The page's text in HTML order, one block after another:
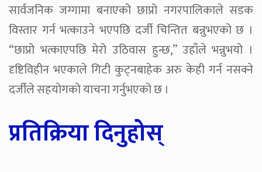
सार्वजनिक जग्गामा बनाएको छाप्रो नगरपालिकाले सडक
विस्तार गर्न भत्काउने भएपछि दर्जी चिन्तित बन्नुभएको छ ।
“छाप्रो भत्काएपछि मेरो उठिवास हुन्छ,” उहाँले भन्नुभयो ।
दृष्टिविहीन भएकाले गिटी कुट्नबाहेक अरु केही गर्न नसक्ने
दर्जीले सहयोगको याचना गर्नुभएको छ ।
प्रतिक्रिया दिनुहोस्